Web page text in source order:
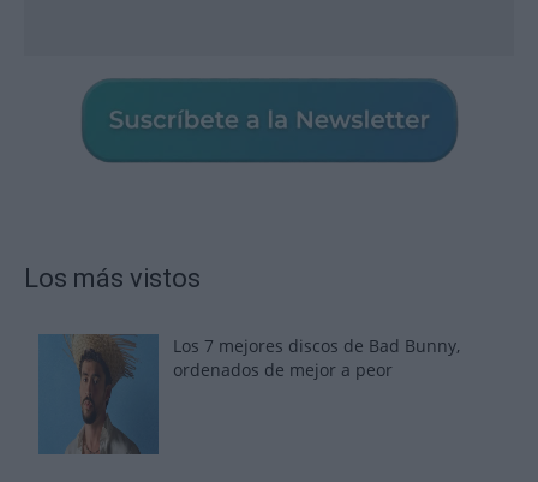
Los más vistos
Los 7 mejores discos de Bad Bunny,
ordenados de mejor a peor